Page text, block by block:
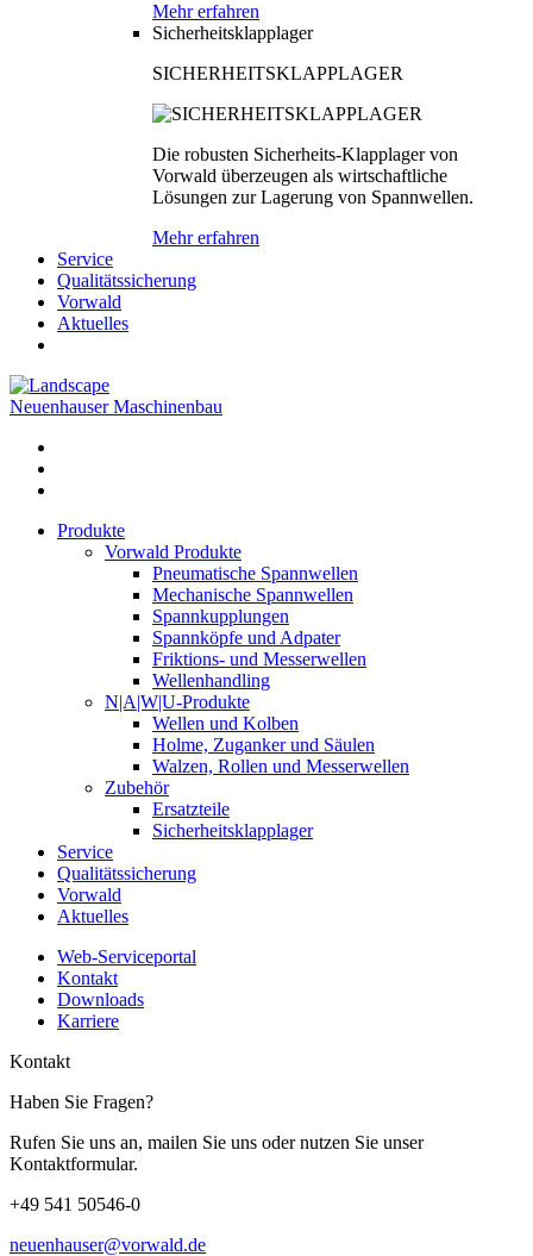
Mehr erfahren
Sicherheitsklapplager
SICHERHEITSKLAPPLAGER
Die robusten Sicherheits-Klapplager von
Vorwald überzeugen als wirtschaftliche
Lösungen zur Lagerung von Spannwellen.
Mehr erfahren
Service
Qualitätssicherung
Vorwald
Aktuelles
Neuenhauser Maschinenbau
Produkte
Vorwald Produkte
Pneumatische Spannwellen
Mechanische Spannwellen
Spannkupplungen
Spannköpfe und Adpater
Friktions- und Messerwellen
Wellenhandling
N|A|W|U-Produkte
Wellen und Kolben
Holme, Zuganker und Säulen
Walzen, Rollen und Messerwellen
Zubehör
Ersatzteile
Sicherheitsklapplager
Service
Qualitätssicherung
Vorwald
Aktuelles
Web-Serviceportal
Kontakt
Downloads
Karriere
Kontakt
Haben Sie Fragen?
Rufen Sie uns an, mailen Sie uns oder nutzen Sie unser
Kontaktformular.
+49 541 50546-0
neuenhauser@vorwald.de